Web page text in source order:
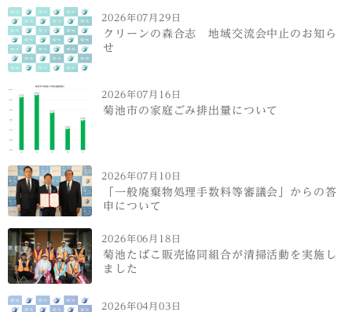
2026年07月29日
クリーンの森合志 地域交流会中止のお知ら
せ
2026年07月16日
菊池市の家庭ごみ排出量について
2026年07月10日
「一般廃棄物処理手数料等審議会」からの答
申について
2026年06月18日
菊池たばこ販売協同組合が清掃活動を実施し
ました
2026年04月03日